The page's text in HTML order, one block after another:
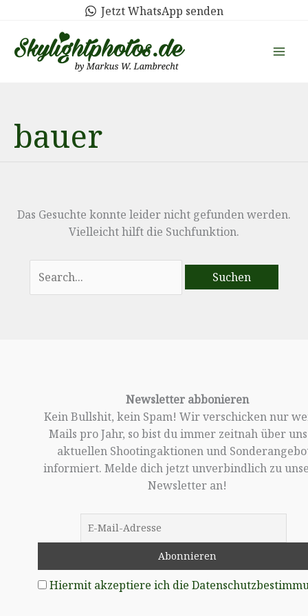
springen
Jetzt WhatsApp senden
bauer
Das Gesuchte konnte leider nicht gefunden werden.
Vielleicht hilft die Suchfunktion.
nach:
Newsletter abbonieren
Kein Bullshit, kein Spam! Wir verschicken nur
Mails pro Jahr, so bist du immer zeitnah über
aktuellen Shootingaktionen und
informiert. Melde dich jetzt unverbindlich zu
Newsletter an!
Hiermit akzeptiere ich die